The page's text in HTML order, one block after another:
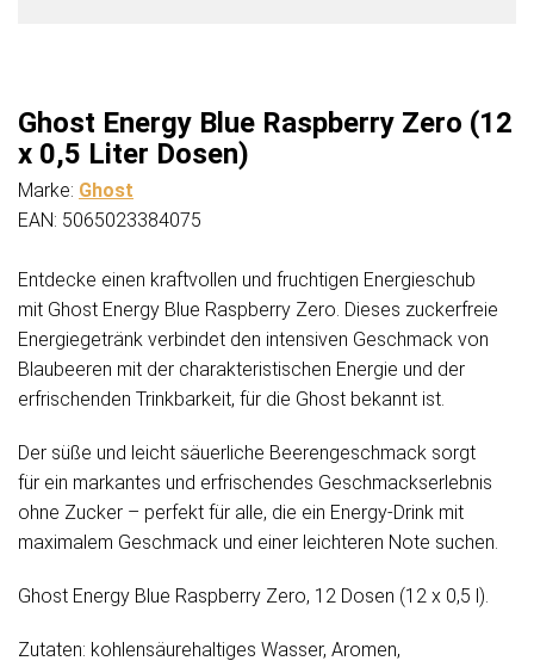
Ghost Energy Blue Raspberry Zero (12
x 0,5 Liter Dosen)
Marke: Ghost
EAN: 5065023384075
Entdecke einen kraftvollen und fruchtigen Energieschub
mit Ghost Energy Blue Raspberry Zero. Dieses zuckerfreie
Energiegetränk verbindet den intensiven Geschmack von
Blaubeeren mit der charakteristischen Energie und der
erfrischenden Trinkbarkeit, für die Ghost bekannt ist.
Der süße und leicht säuerliche Beerengeschmack sorgt
für ein markantes und erfrischendes Geschmackserlebnis
ohne Zucker – perfekt für alle, die ein Energy-Drink mit
maximalem Geschmack und einer leichteren Note suchen.
Ghost Energy Blue Raspberry Zero, 12 Dosen (12 x 0,5 l).
Zutaten: kohlensäurehaltiges Wasser, Aromen,